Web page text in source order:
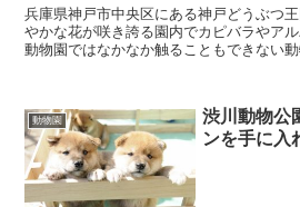
兵庫県神戸市中央区にある神戸どうぶつ
やかな花が咲き誇る園内でカピバラやア
動物園ではなかなか触ることもできない
動物園
渋川動物公
ンを手に入